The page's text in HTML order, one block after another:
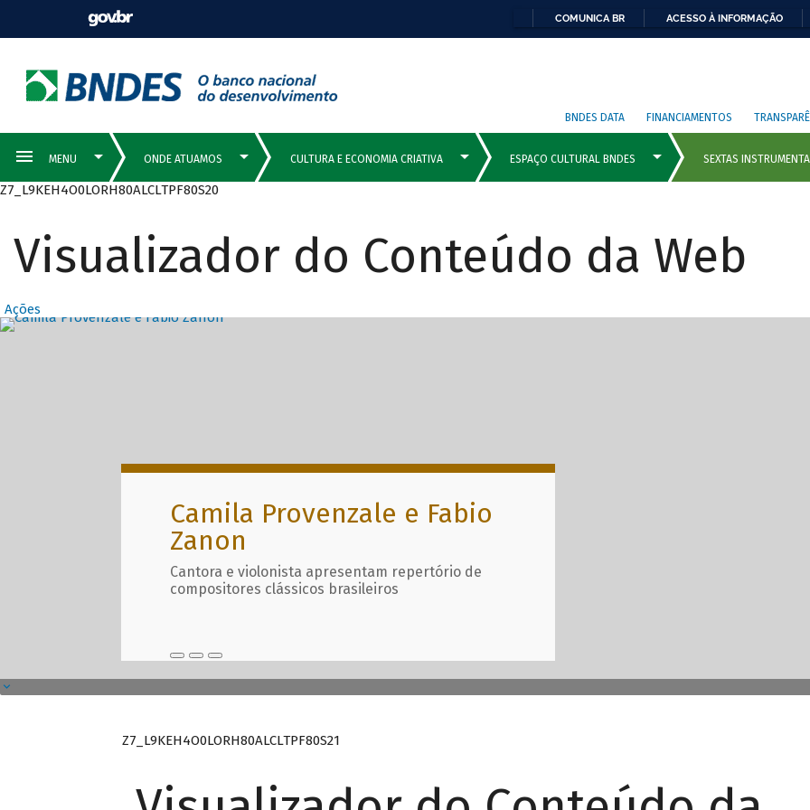
COMUNICA BR ACESSO À INFORMAÇÃO
BNDES DATA FINANCIAMENTOS
Z7_L9KEH4O0LORH80ALCLTPF80S20
Visualizador do Conteúdo da Web
Ações
Destaques Principais com
Camila Provenzale e Fabio
Zanon
Cantora e violonista apresentam repertório de
compositores clássicos brasileiros
Z7_L9KEH4O0LORH80ALCLTPF80S21